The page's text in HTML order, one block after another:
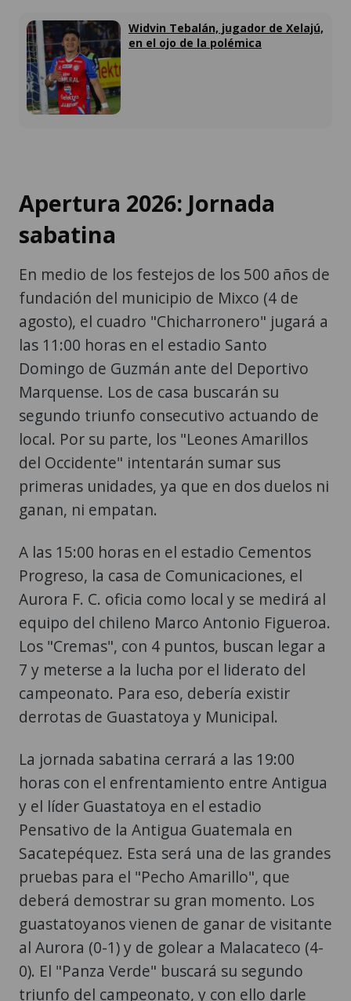
Widvin Tebalán, jugador de Xelajú,
en el ojo de la polémica
Apertura 2026: Jornada
sabatina
En medio de los festejos de los 500 años de
fundación del municipio de Mixco (4 de
agosto), el cuadro "Chicharronero" jugará a
las 11:00 horas en el estadio Santo
Domingo de Guzmán ante del Deportivo
Marquense. Los de casa buscarán su
segundo triunfo consecutivo actuando de
local. Por su parte, los "Leones Amarillos
del Occidente" intentarán sumar sus
primeras unidades, ya que en dos duelos ni
ganan, ni empatan.
A las 15:00 horas en el estadio Cementos
Progreso, la casa de Comunicaciones, el
Aurora F. C. oficia como local y se medirá al
equipo del chileno Marco Antonio Figueroa.
Los "Cremas", con 4 puntos, buscan legar a
7 y meterse a la lucha por el liderato del
campeonato. Para eso, debería existir
derrotas de Guastatoya y Municipal.
La jornada sabatina cerrará a las 19:00
horas con el enfrentamiento entre Antigua
y el líder Guastatoya en el estadio
Pensativo de la Antigua Guatemala en
Sacatepéquez. Esta será una de las grandes
pruebas para el "Pecho Amarillo", que
deberá demostrar su gran momento. Los
guastatoyanos vienen de ganar de visitante
al Aurora (0-1) y de golear a Malacateco (4-
0). El "Panza Verde" buscará su segundo
triunfo del campeonato, y con ello darle